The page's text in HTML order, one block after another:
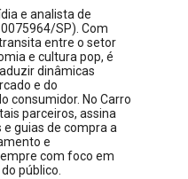
e analista de
SP). Com
entre o setor
e cultura pop, é
dinâmicas
e do
consumidor. No Carro
parceiros, assina
guias de compra a
e
com foco em
público.